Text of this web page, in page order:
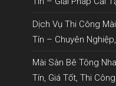
Dịch Vụ Thi Công
Tín – Chuyên
Mài Sàn Bê Tông
Tín, Giá Tốt, Thi